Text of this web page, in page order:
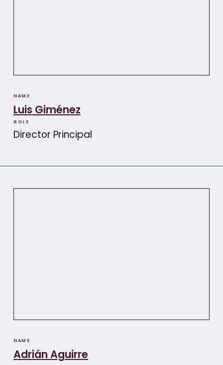
NAME
Luis Giménez​​
ROLE
Director Principal
NAME
Adrián Aguirre​​